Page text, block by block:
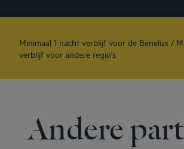
Minimaal 1 nacht verblijf voor de Benelux /
verblijf voor andere regio's
Andere